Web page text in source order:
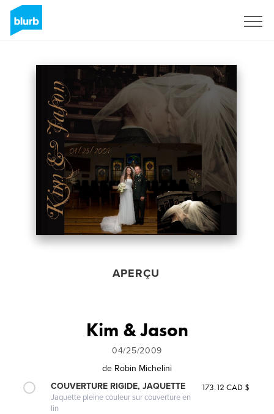
APERÇU
Kim & Jason
04/25/2009
de Robin Michelini
COUVERTURE RIGIDE, JAQUETTE
Jaquette pleine couleur sur couverture en
lin
173.12 CAD $